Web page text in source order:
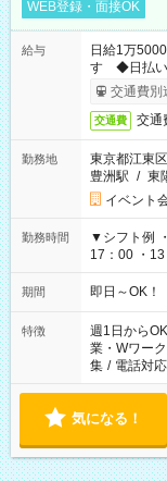
WEB登録・面接OK
給与
日給1万
す ◆日払い
も異なります
交通費別
交通費 交通
勤務地
東京都江東区
豊洲駅 / 東
イベント
勤務時間
▼シフト例
17：00 ・13：
仕事により
期間 即日～OK
特徴 週1日からOK
業・Wワー
集 / 電話対
気になる！